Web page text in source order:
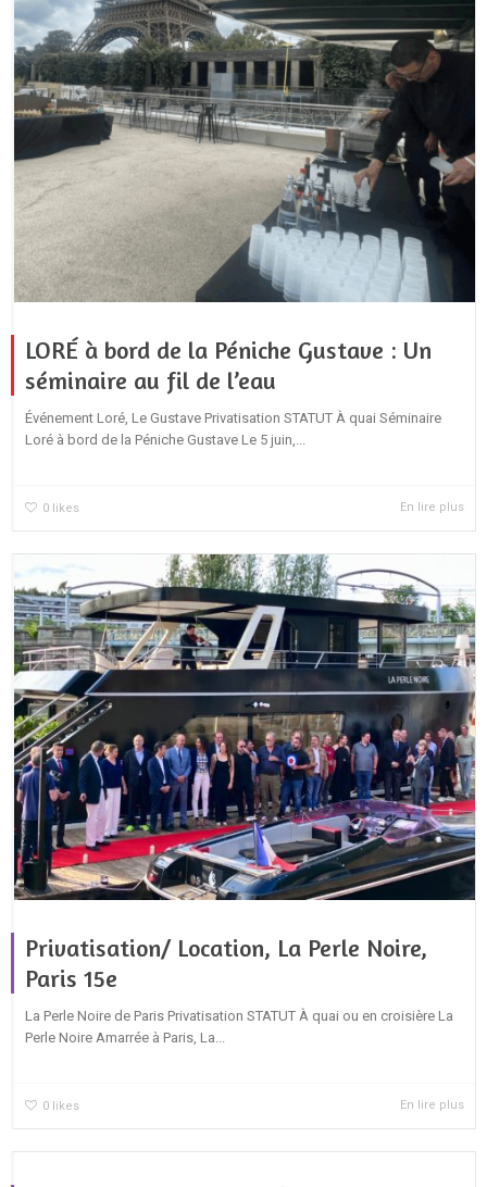
LORÉ à bord de la Péniche Gustave : Un
séminaire au fil de l’eau
Événement Loré, Le Gustave Privatisation STATUT À quai Séminaire
Loré à bord de la Péniche Gustave Le 5 juin,...
0 likes En lire plus
Privatisation/ Location, La Perle Noire,
Paris 15e
La Perle Noire de Paris Privatisation STATUT À quai ou en croisière La
Perle Noire Amarrée à Paris, La...
0 likes En lire plus